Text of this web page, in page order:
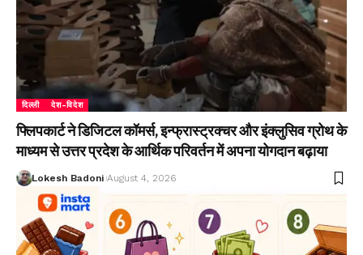
दिल्ली देश-विदेश
फ्लिपकार्ट ने डिजिटल कॉमर्स, इन्फ्रास्ट्रक्चर और इंक्लुसिव ग्रोथ के
माध्यम से उत्तर प्रदेश के आर्थिक परिवर्तन में अपना योगदान बढ़ाया
Lokesh Badoni August 4, 2026